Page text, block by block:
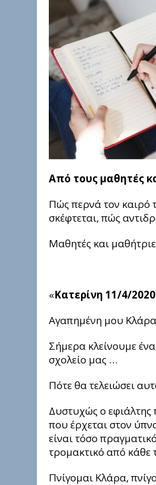
Από τους μαθητές
Πώς περνά τον καιρό
σκέφτεται, πώς
Μαθητές και
«Κατερίνη 11/4/2020
Αγαπημένη μου
Σήμερα κλείνουμε
σχολείο μας …
Πότε θα τελειώσει
Δυστυχώς ο εφιάλτης
που έρχεται στον
είναι τόσο
τρομακτικό από κάθε
Πνίγομαι Κλάρα,